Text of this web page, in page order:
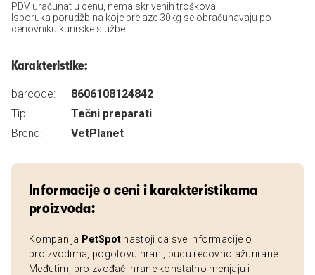
PDV uračunat u cenu, nema skrivenih troškova.
Isporuka porudžbina koje prelaze 30kg se obračunavaju po
cenovniku kurirske službe.
Karakteristike:
barcode:
8606108124842
Tip:
Tečni preparati
Brend:
VetPlanet
Informacije o ceni i karakteristikama
proizvoda:
Kompanija PetSpot nastoji da sve informacije o
proizvodima, pogotovu hrani, budu redovno ažurirane.
Međutim, proizvođači hrane konstatno menjaju i